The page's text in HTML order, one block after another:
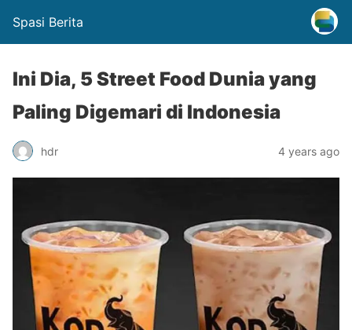
Spasi Berita
Ini Dia, 5 Street Food Dunia yang
Paling Digemari di Indonesia
hdr 4 years ago